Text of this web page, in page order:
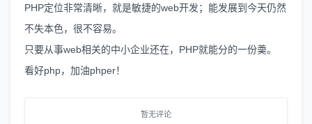
PHP定位非常清晰，就是敏捷的web开发；能发展到今天仍然
不失本色，很不容易。
只要从事web相关的中小企业还在，PHP就能分的一份羮。
看好php，加油phper！
暂无评论